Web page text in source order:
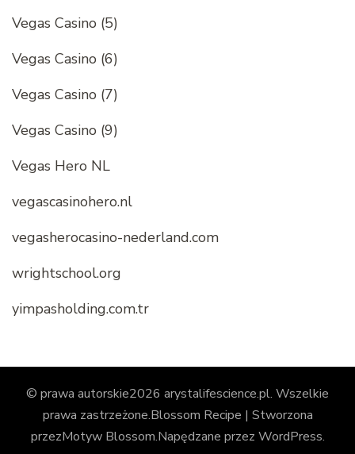
Vegas Casino (5)
Vegas Casino (6)
Vegas Casino (7)
Vegas Casino (9)
Vegas Hero NL
vegascasinohero.nl
vegasherocasino-nederland.com
wrightschool.org
yimpasholding.com.tr
© prawa autorskie2026 arystalifescience.pl. Wszelkie
prawa zastrzeżone.Blossom Recipe | Stworzona
przezMotyw Blossom.Napędzane przez WordPress.